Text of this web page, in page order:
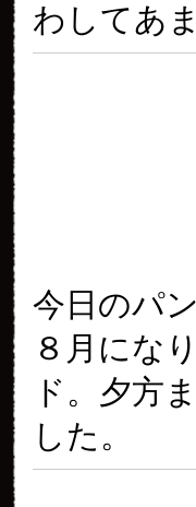
わしてあ
今日のパ
８月にな
ド。夕方
した。